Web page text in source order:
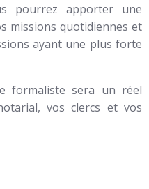
pourrez apporter une
missions quotidiennes et
ayant une plus forte
formaliste sera un réel
vos clercs et vos